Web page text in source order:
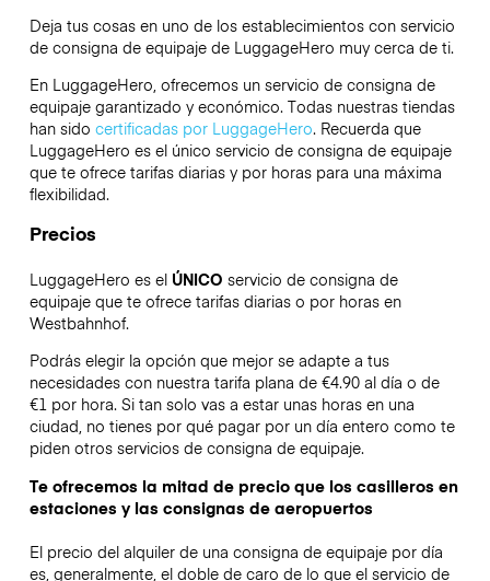
Deja tus cosas en uno de los establecimientos con servicio
de consigna de equipaje de LuggageHero muy cerca de ti.
En LuggageHero, ofrecemos un servicio de consigna de
equipaje garantizado y económico. Todas nuestras tiendas
han sido certificadas por LuggageHero. Recuerda que
LuggageHero es el único servicio de consigna de equipaje
que te ofrece tarifas diarias y por horas para una máxima
flexibilidad.
Precios
LuggageHero es el ÚNICO servicio de consigna de
equipaje que te ofrece tarifas diarias o por horas en
Westbahnhof.
Podrás elegir la opción que mejor se adapte a tus
necesidades con nuestra tarifa plana de €4.90 al día o de
€1 por hora. Si tan solo vas a estar unas horas en una
ciudad, no tienes por qué pagar por un día entero como te
piden otros servicios de consigna de equipaje.
Te ofrecemos la mitad de precio que los casilleros en
estaciones y las consignas de aeropuertos
El precio del alquiler de una consigna de equipaje por día
es, generalmente, el doble de caro de lo que el servicio de